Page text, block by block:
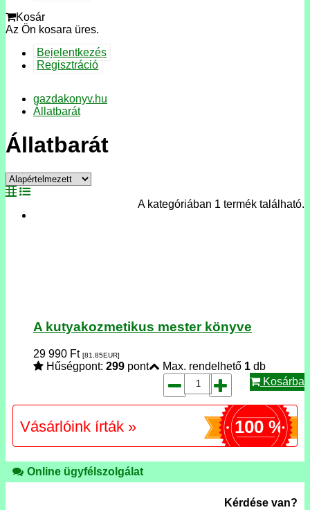
Kosár
Az Ön kosara üres.
Bejelentkezés
Regisztráció
gazdakonyv.hu
Állatbarát
Állatbarát
A kategóriában 1 termék található.
A kutyakozmetikus mester könyve
29 990 Ft [81.85EUR]
Hűségpont: 299 pont Max. rendelhető 1 db
Kosárba
Vásárlóink írták » 100 %
Online ügyfélszolgálat
Kérdése van?